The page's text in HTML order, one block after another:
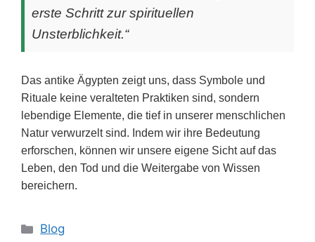
erste Schritt zur spirituellen
Unsterblichkeit.“
Das antike Ägypten zeigt uns, dass Symbole und
Rituale keine veralteten Praktiken sind, sondern
lebendige Elemente, die tief in unserer menschlichen
Natur verwurzelt sind. Indem wir ihre Bedeutung
erforschen, können wir unsere eigene Sicht auf das
Leben, den Tod und die Weitergabe von Wissen
bereichern.
Blog